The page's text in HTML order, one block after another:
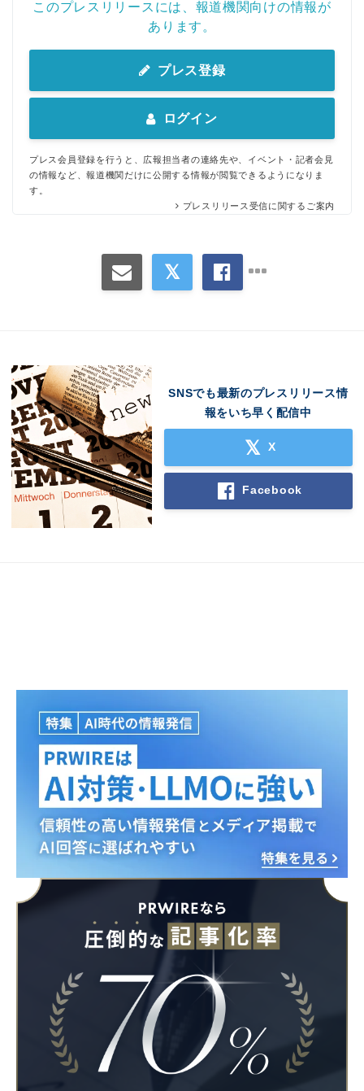
このプレスリリースには、報道機関向けの情報が
あります。
プレス登録
ログイン
プレス会員登録を行うと、広報担当者の連絡先や、イベント・記者会見
の情報など、報道機関だけに公開する情報が閲覧できるようになりま
す。
プレスリリース受信に関するご案内
SNSでも最新のプレスリリース情
報をいち早く配信中
X
Facebook
Japanese